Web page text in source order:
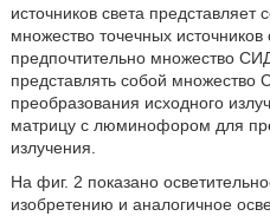
источников света представляет
множество точечных
предпочтительно множество
представлять собой
преобразования исходного
матрицу с люминофором для
излучения.
На фиг. 2 показано
изобретению и аналогичное